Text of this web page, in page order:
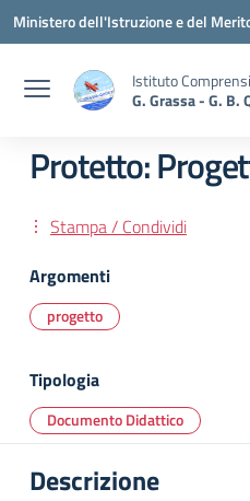
Vai ai contenuti
Vai al menu di navigazione
Vai al footer
Ministero dell'Istruzione e del
Istituto
G. Grassa - G. B.
Protetto:
Stampa / Condividi
Argomenti
progetto
Tipologia
Documento Didattico
Descrizione